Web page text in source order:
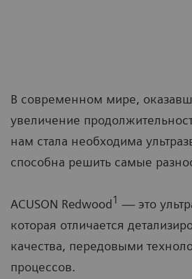
В современном мире,
увеличение
нам стала необходима
способна решить самые
ACUSON Redwood1 — это
которая отличается
качества, передовыми
процессов.